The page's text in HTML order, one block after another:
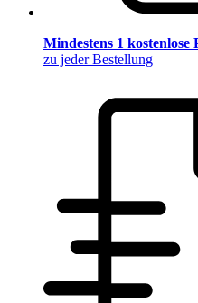
Mindestens 1 kostenlose
zu jeder Bestellung